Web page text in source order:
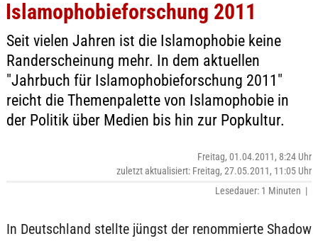
Islamophobieforschung 2011
Seit vielen Jahren ist die Islamophobie keine
Randerscheinung mehr. In dem aktuellen
"Jahrbuch für Islamophobieforschung 2011"
reicht die Themenpalette von Islamophobie in
der Politik über Medien bis hin zur Popkultur.
Freitag, 01.04.2011, 8:24 Uhr
zuletzt aktualisiert: Freitag, 27.05.2011, 11:05 Uhr
Lesedauer: 1 Minuten |
In Deutschland stellte jüngst der renommierte Shadow